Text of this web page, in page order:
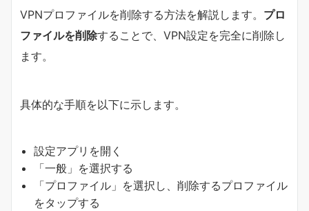
VPNプロファイルを削除する方法を解説します。 プロ
ファイルを削除することで、VPN設定を完全に削除し
ます。
具体的な手順を以下に示します。
設定アプリを開く
「一般」を選択する
「プロファイル」を選択し、削除するプロファイル
をタップする